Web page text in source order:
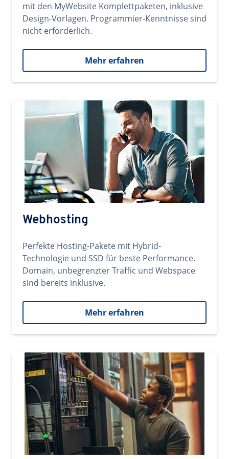
mit den MyWebsite Komplettpaketen, inklusive
Design-Vorlagen. Programmier-Kenntnisse sind
nicht erforderlich.
Mehr erfahren
Webhosting
Perfekte Hosting-Pakete mit Hybrid-
Technologie und SSD für beste Performance.
Domain, unbegrenzter Traffic und Webspace
sind bereits inklusive.
Mehr erfahren